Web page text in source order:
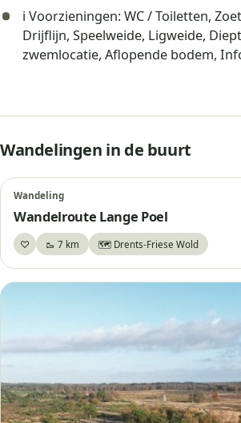
ℹ️ Voorzieningen: WC / Toiletten,
Drijflijn, Speelweide, Ligweide,
zwemlocatie, Aflopende bodem,
Wandelingen in de buurt
Wandeling
Wandelroute Lange Poel
♡Bewaar🥾 7 km 🗺️ Drents-Friese Wold